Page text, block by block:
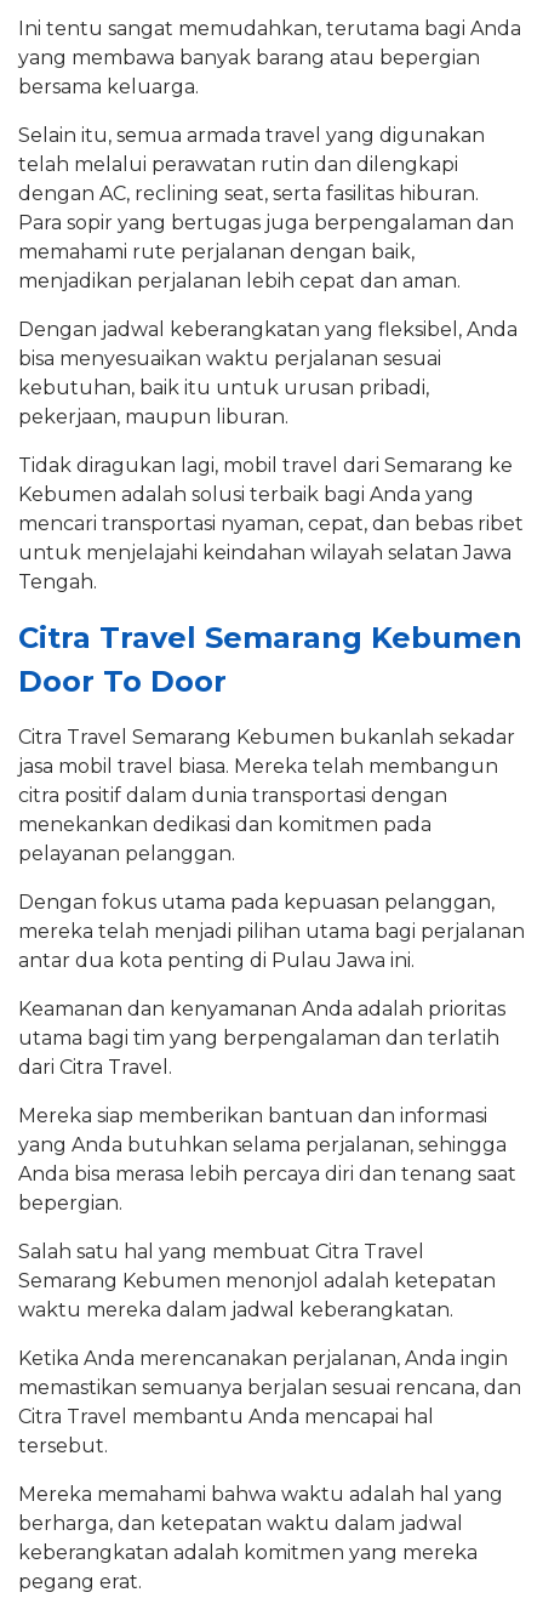
Ini tentu sangat memudahkan, terutama bagi Anda
yang membawa banyak barang atau bepergian
bersama keluarga.
Selain itu, semua armada travel yang digunakan
telah melalui perawatan rutin dan dilengkapi
dengan AC, reclining seat, serta fasilitas hiburan.
Para sopir yang bertugas juga berpengalaman dan
memahami rute perjalanan dengan baik,
menjadikan perjalanan lebih cepat dan aman.
Dengan jadwal keberangkatan yang fleksibel, Anda
bisa menyesuaikan waktu perjalanan sesuai
kebutuhan, baik itu untuk urusan pribadi,
pekerjaan, maupun liburan.
Tidak diragukan lagi, mobil travel dari Semarang ke
Kebumen adalah solusi terbaik bagi Anda yang
mencari transportasi nyaman, cepat, dan bebas ribet
untuk menjelajahi keindahan wilayah selatan Jawa
Tengah.
Citra Travel Semarang Kebumen
Door To Door
Citra Travel Semarang Kebumen bukanlah sekadar
jasa mobil travel biasa. Mereka telah membangun
citra positif dalam dunia transportasi dengan
menekankan dedikasi dan komitmen pada
pelayanan pelanggan.
Dengan fokus utama pada kepuasan pelanggan,
mereka telah menjadi pilihan utama bagi perjalanan
antar dua kota penting di Pulau Jawa ini.
Keamanan dan kenyamanan Anda adalah prioritas
utama bagi tim yang berpengalaman dan terlatih
dari Citra Travel.
Mereka siap memberikan bantuan dan informasi
yang Anda butuhkan selama perjalanan, sehingga
Anda bisa merasa lebih percaya diri dan tenang saat
bepergian.
Salah satu hal yang membuat Citra Travel
Semarang Kebumen menonjol adalah ketepatan
waktu mereka dalam jadwal keberangkatan.
Ketika Anda merencanakan perjalanan, Anda ingin
memastikan semuanya berjalan sesuai rencana, dan
Citra Travel membantu Anda mencapai hal
tersebut.
Mereka memahami bahwa waktu adalah hal yang
berharga, dan ketepatan waktu dalam jadwal
keberangkatan adalah komitmen yang mereka
pegang erat.